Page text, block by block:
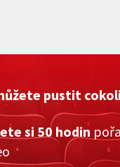
pustit
si 50 hodin